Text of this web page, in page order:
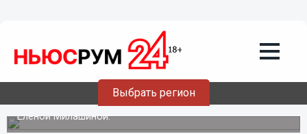
Выбрать регион
Избитого в Чечне нижегородского
адвоката Немова доставили в
московскую больницу
Они прилетели в столицу с пострадавшей журналисткой
Еленой Милашиной.